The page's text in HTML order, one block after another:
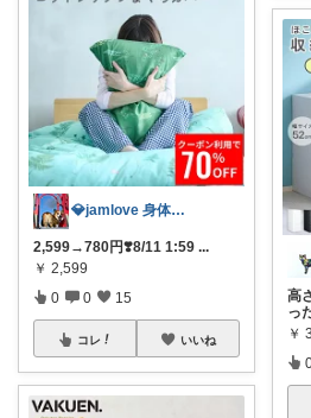
💎jamlove 身体に優しく
2,599→780円❣️8/11 1:59 ...
￥ 2,599
0 0 15
コレ いいね
高
っ
￥